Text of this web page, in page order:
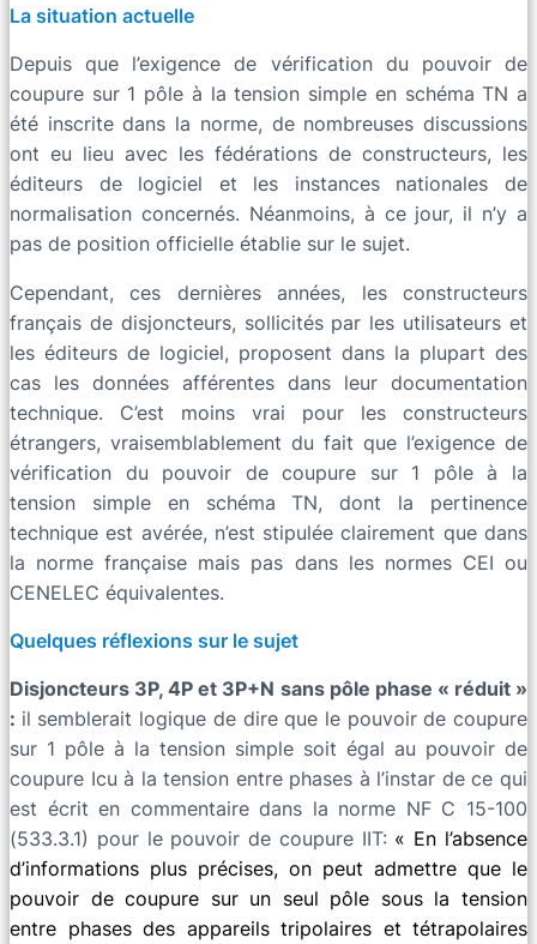
La situation actuelle
Depuis que l’exigence de vérification du pouvoir de
coupure sur 1 pôle à la tension simple en schéma TN a
été inscrite dans la norme, de nombreuses discussions
ont eu lieu avec les fédérations de constructeurs, les
éditeurs de logiciel et les instances nationales de
normalisation concernés. Néanmoins, à ce jour, il n’y a
pas de position officielle établie sur le sujet.
Cependant, ces dernières années, les constructeurs
français de disjoncteurs, sollicités par les utilisateurs et
les éditeurs de logiciel, proposent dans la plupart des
cas les données afférentes dans leur documentation
technique. C’est moins vrai pour les constructeurs
étrangers, vraisemblablement du fait que l’exigence de
vérification du pouvoir de coupure sur 1 pôle à la
tension simple en schéma TN, dont la pertinence
technique est avérée, n’est stipulée clairement que dans
la norme française mais pas dans les normes CEI ou
CENELEC équivalentes.
Quelques réflexions sur le sujet
Disjoncteurs 3P, 4P et 3P+N sans pôle phase « réduit »
: il semblerait logique de dire que le pouvoir de coupure
sur 1 pôle à la tension simple soit égal au pouvoir de
coupure Icu à la tension entre phases à l’instar de ce qui
est écrit en commentaire dans la norme NF C 15-100
(533.3.1) pour le pouvoir de coupure IIT: « En l’absence
d’informations plus précises, on peut admettre que le
pouvoir de coupure sur un seul pôle sous la tension
entre phases des appareils tripolaires et tétrapolaires